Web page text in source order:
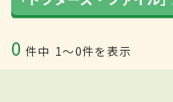
0 件中 1〜0件を表示